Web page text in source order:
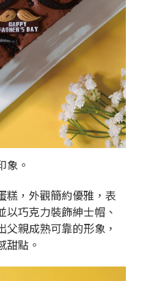
象。
糕，外觀簡約優雅，表
巧克力裝飾紳士帽、
親成熟可靠的形象，
甜點。